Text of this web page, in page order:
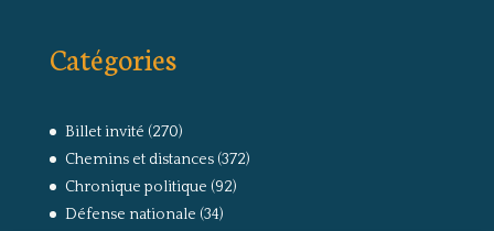
Catégories
Billet invité (270)
Chemins et distances(372)
Chronique politique (92)
Défense nationale (34)